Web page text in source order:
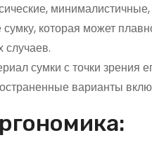
которая может
случаев.
сумки с точки зрения
варианты